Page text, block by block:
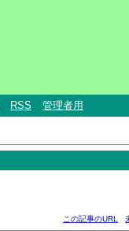
RSS 管理者用
この記事のURL